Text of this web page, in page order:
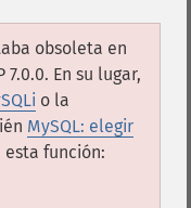
obsoleta en
En su lugar,
o la
MySQL: elegir
función: